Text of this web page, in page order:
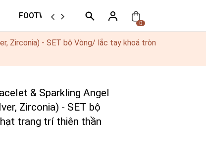
FOOTWEAR ORTHER
0
Zirconia) - SET bộ Vòng/ lắc tay khoá tròn
& Sparkling Angel
Zirconia) - SET bộ
trang trí thiên thần